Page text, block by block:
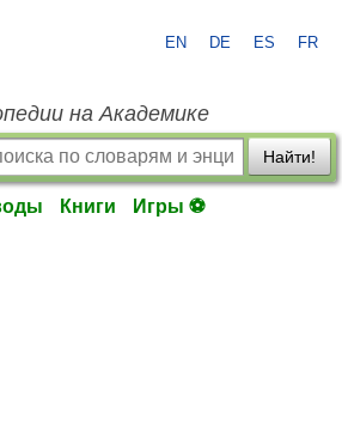
EN DE ES FR
на Академике
Найти!
Книги Игры ⚽